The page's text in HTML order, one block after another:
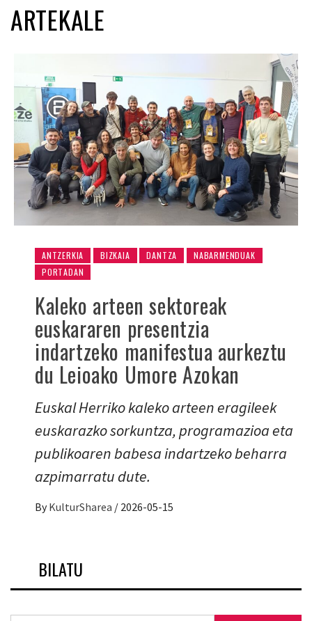
ARTEKALE
ANTZERKIA BIZKAIA DANTZA
NABARMENDUAK
PORTADAN
Kaleko arteen sektoreak
euskararen presentzia
indartzeko manifestua aurkeztu
du Leioako Umore Azokan
Euskal Herriko kaleko arteen eragileek
euskarazko sorkuntza, programazioa eta
publikoaren babesa indartzeko beharra
azpimarratu dute.
By KulturSharea / 2026-05-15
BILATU